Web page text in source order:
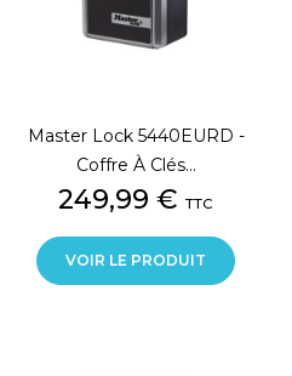
Master Lock 5440EURD -
Coffre À Clés...
Prix
249,99 € TTC
VOIR LE PRODUIT